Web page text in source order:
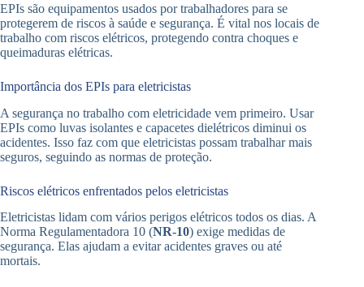
EPIs são equipamentos usados por trabalhadores para se
protegerem de riscos à saúde e segurança. É vital nos locais de
trabalho com riscos elétricos, protegendo contra choques e
queimaduras elétricas.
Importância dos EPIs para eletricistas
A segurança no trabalho com eletricidade vem primeiro. Usar
EPIs como luvas isolantes e capacetes dielétricos diminui os
acidentes. Isso faz com que eletricistas possam trabalhar mais
seguros, seguindo as normas de proteção.
Riscos elétricos enfrentados pelos eletricistas
Eletricistas lidam com vários perigos elétricos todos os dias. A
Norma Regulamentadora 10 (NR-10) exige medidas de
segurança. Elas ajudam a evitar acidentes graves ou até
mortais.